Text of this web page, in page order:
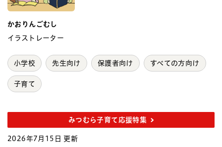
かおりんごむし
イラストレーター
小学校 先生向け 保護者向け すべての方向け
子育て
みつむら子育て応援特集
2026年7月15日 更新